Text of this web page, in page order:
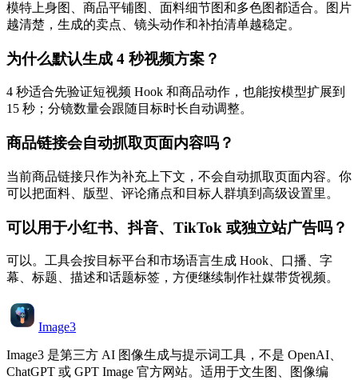
模特上身图、商品平铺图、面料细节图和多色图都适合。图片
越清楚，生成的卖点、镜头动作和补拍清单越稳定。
为什么默认生成 4 秒视频方案？
4 秒适合先验证短视频 Hook 和商品动作，也能按模型扩展到
15 秒；分镜数量会跟随目标时长自动调整。
商品链接会自动抓取页面内容吗？
当前商品链接只作为补充上下文，不会自动抓取页面内容。你
可以把面料、版型、评论痛点和目标人群填到高级设置里。
可以用于小红书、抖音、TikTok 或独立站广告吗？
可以。工具会按目标平台和市场语言生成 Hook、口播、字
幕、标题、描述和话题标签，方便继续制作社媒带货视频。
Image3
Image3 是第三方 AI 图像生成与提示词工具，不是 OpenAI、
ChatGPT 或 GPT Image 官方网站。适用于文生图、图像编